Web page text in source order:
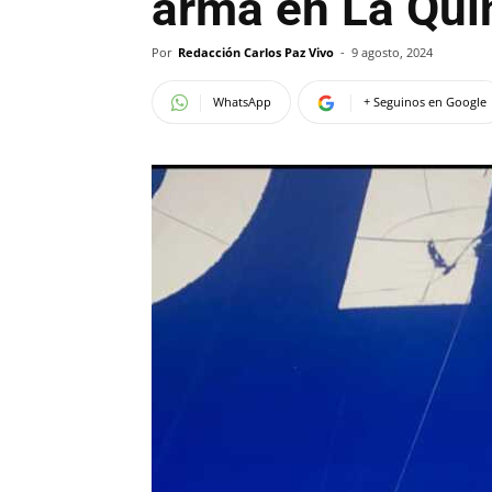
Por Redacción Carlos Paz Vivo - 9 agosto, 2024
WhatsApp + Seguinos en Google